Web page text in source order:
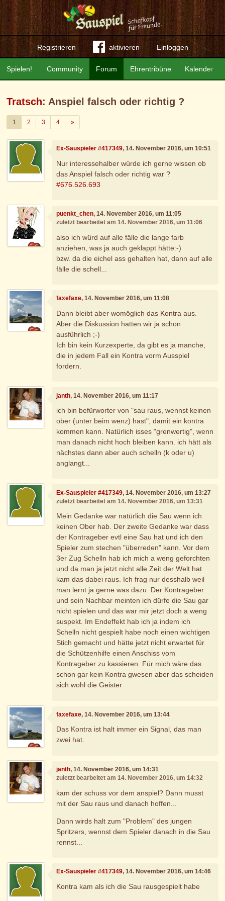
Registrieren aktivieren Einloggen
Community Forum Ehrentribüne Kalender
Spielen!
Tratsch: Anspiel falsch oder richtig ?
1 2 3 4 »Weiter
Ex-Sauspieler #417349, 14. November 2016, um 10:51
Nur interessehalber würde ich gerne wissen ob
das Anspiel falsch oder richtig war ?
#676.526.693
puenkt_chen, 14. November 2016, um 11:05
zuletzt bearbeitet am 14. November 2016, um 11:06
also ich würd auf alle fälle die lange farb
anziehen, was ja auch geklappt hätte:-)
bzw. da die eichel ass gehalten hat, dann auf alle
fälle die schell...
faxefaxe, 14. November 2016, um 11:08
Dann bleibt aber womöglich das Kontra aus.
Aber die Diskussion hatten wir ja schon
ausführlich ;-)
Ich bin kein Kurzexperte, da gibt es ja manche,
die in jedem Fall ein Kontra vorm Ausspiel
fordern.
janth, 14. November 2016, um 11:17
ich bin befürworter von "sau raus, wennst keinen
ober (unter beim wenz) hast", damit ein kontra
kommen kann. Natürlich isses "grenwertig", wenn
man danach nicht hoch bleiben kann. ich hätt als
nächstes dann aber auch schelln (k oder u)
anglangt...
Ex-Sauspieler #417349, 14. November 2016, um 13:27
zuletzt bearbeitet am 14. November 2016, um 13:31
Mein Gedanke war natürlich die Sau wenn ich
keinen Ober hab. Der zweite Gedanke war dass
der Kontrageber evtl eine Sau hat und ich den
Spieler zum stechen "überreden" kann. Vor dem
3er Zug Schelln hab ich mich a weng geforchten
und da man ja jetzt nicht alle Zeit der Welt hat
kam das dabei raus. Ich frag nur desshalb weil
man lernt ja gerne was dazu. Der Kontrageber
und sein Nachbar meinten ich dürfe die Sau gar
nicht spielen und das war mir jetzt doch a weng
suspekt. Im Endeffekt hab ich ja indem ich
Schelln nicht gespielt habe noch einen wichtigen
Stich gemacht und hätte jetzt nicht erwartet für
die Schützenhilfe einen Anschiss vom
Kontrageber zu kassieren. Für mich wäre das
schon gar kein Kontra gwesen aber das scheiden
sich wohl die Geister
faxefaxe, 14. November 2016, um 13:44
Das Kontra ist halt immer ein Signal, das man
zwei hat.
janth, 14. November 2016, um 14:31
zuletzt bearbeitet am 14. November 2016, um 14:32
kam der schuss vor dem anspiel? Dann musst
mit der Sau raus und danach hoffen...
Dann wirds halt zum "Problem" des jungen
Spritzers, wennst dem Spieler danach in die Sau
rennst...
Ex-Sauspieler #417349, 14. November 2016, um 14:46
Kontra kam als ich die Sau rausgespielt habe